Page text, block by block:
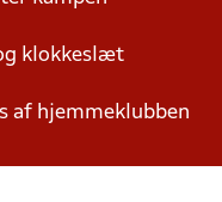
klokkeslæt
af hjemmeklubben